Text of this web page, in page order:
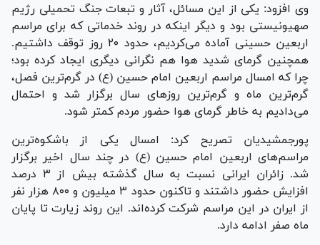
وی افزود: یکی از این مسائل، آثار و تبعات جنگ تحمیلی رژیم
صهیونیستی بود و دیگر اینکه در روند خدماتی که برای مراسم
اربعین حسینی آماده می‌کردیم، حدود ۲۰ روز توقف داشتیم.
همچنین گرمای شدید هوا هم نگرانی دیگری ایجاد کرده بود؛
چرا که امسال مراسم اربعین امام حسین (ع) در گرم‌ترین فصل،
گرم‌ترین ماه و گرم‌ترین روز‌های سال برگزار شد و احتمال
می‌دادیم به خاطر گرمای هوا حضور مردم کمتر شود.
پورجمشیدیان تصریح کرد: امسال یکی از باشکوه‌ترین
مراسم‌های اربعین امام حسین (ع) در چند سال اخیر برگزار
شد. زائران ایرانی نسبت به سال گذشته بیش از ۳ درصد
افزایش حضور داشتند و تاکنون حدود ۳ میلیون و ۸۰۰ هزار نفر
از ایران در این مراسم شرکت کرده‌اند. این روند زیارت تا پایان
ماه صفر ادامه دارد.